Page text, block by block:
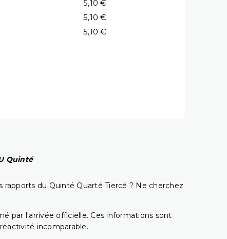
5,10 €
5,10 €
5,10 €
Quinté
du Quinté Quarté Tiercé ? Ne cherchez
par l'arrivée officielle. Ces informations sont
incomparable.